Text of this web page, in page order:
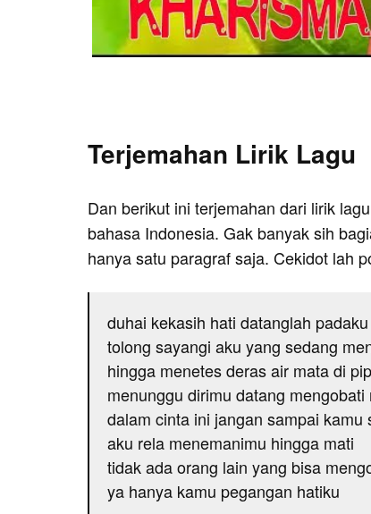
Terjemahan Lirik Lagu
Dan berikut ini terjemahan dari lirik
bahasa Indonesia. Gak banyak sih
hanya satu paragraf saja. Cekidot lah
duhai kekasih hati datanglah padaku
tolong sayangi aku yang sedang
hingga menetes deras air mata di
menunggu dirimu datang mengobati
dalam cinta ini jangan sampai kamu
aku rela menemanimu hingga mati
tidak ada orang lain yang bisa
ya hanya kamu pegangan hatiku